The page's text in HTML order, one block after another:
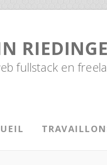
fullstack en